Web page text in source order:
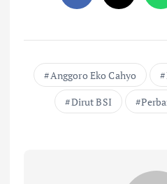
Anggoro Eko Cahyo
Dirut BSI